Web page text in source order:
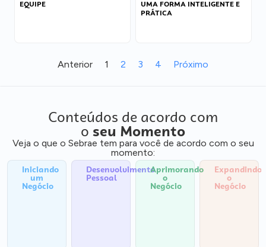
EQUIPE
UMA FORMA INTELIGENTE E
PRÁTICA
Anterior 1 2 3 4 Próximo
Conteúdos de acordo com
o seu Momento
Veja o que o Sebrae tem para você de acordo com o seu
momento:
Iniciando
um
Negócio
Desenvolvimento
Pessoal
Aprimorando
o
Negócio
Expandindo
o
Negócio